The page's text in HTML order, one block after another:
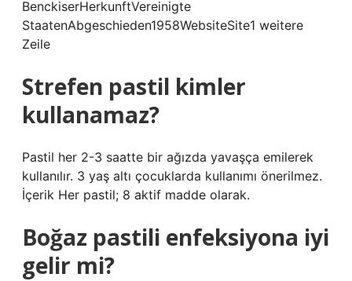
BenckiserHerkunftVereinigte
StaatenAbgeschieden1958WebsiteSite1 weitere
Zeile
Strefen pastil kimler
kullanamaz?
Pastil her 2-3 saatte bir ağızda yavaşça emilerek
kullanılır. 3 yaş altı çocuklarda kullanımı önerilmez.
İçerik Her pastil; 8 aktif madde olarak.
Boğaz pastili enfeksiyona iyi
gelir mi?